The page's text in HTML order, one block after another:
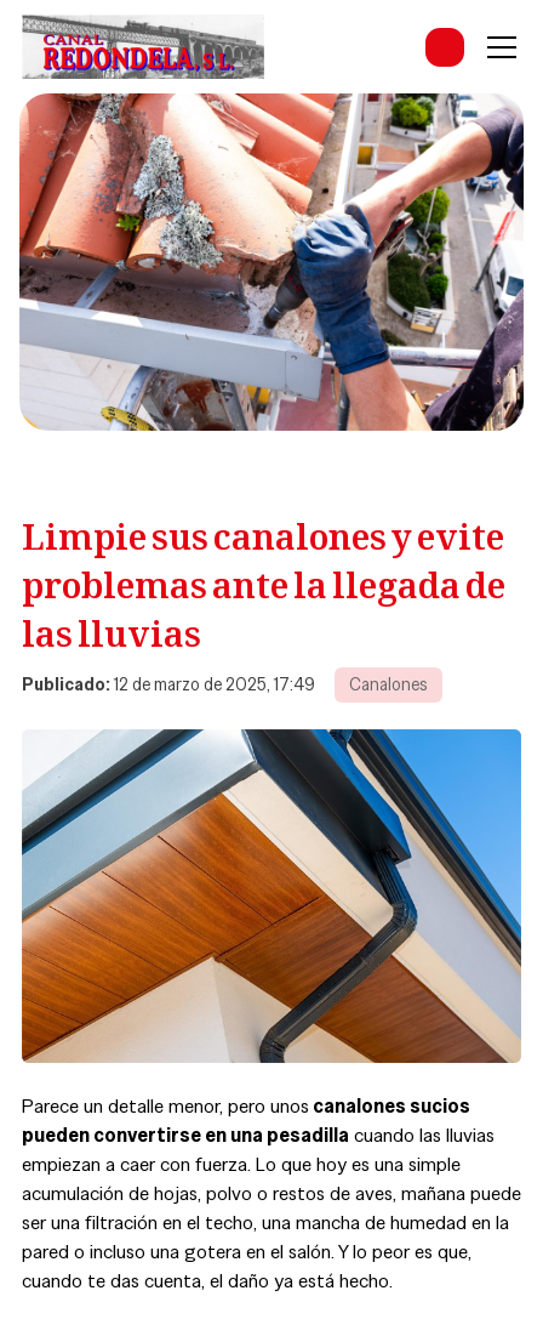
Limpie sus canalones y evite
problemas ante la llegada de
las lluvias
Publicado: 12 de marzo de 2025, 17:49 Canalones
Parece un detalle menor, pero unos canalones sucios
pueden convertirse en una pesadilla cuando las lluvias
empiezan a caer con fuerza. Lo que hoy es una simple
acumulación de hojas, polvo o restos de aves, mañana puede
ser una filtración en el techo, una mancha de humedad en la
pared o incluso una gotera en el salón. Y lo peor es que,
cuando te das cuenta, el daño ya está hecho.